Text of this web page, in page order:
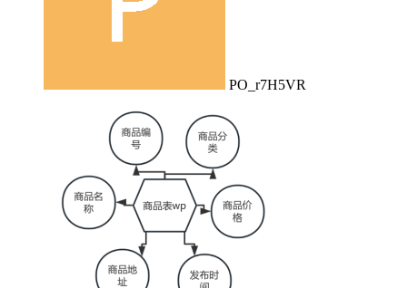
PO_r7H5VR